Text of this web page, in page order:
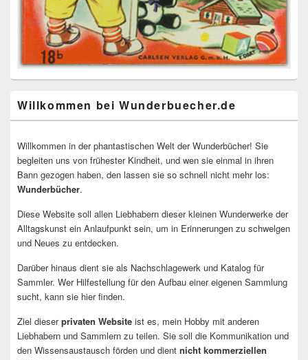
Willkommen bei Wunderbuecher.de
Willkommen in der phantastischen Welt der Wunderbücher! Sie
begleiten uns von frühester Kindheit, und wen sie einmal in ihren
Bann gezogen haben, den lassen sie so schnell nicht mehr los:
Wunderbücher.
Diese Website soll allen Liebhabern dieser kleinen Wunderwerke der
Alltagskunst ein Anlaufpunkt sein, um in Erinnerungen zu schwelgen
und Neues zu entdecken.
Darüber hinaus dient sie als Nachschlagewerk und Katalog für
Sammler. Wer Hilfestellung für den Aufbau einer eigenen Sammlung
sucht, kann sie hier finden.
Ziel dieserprivaten Website ist es, mein Hobby mit anderen
Liebhabern und Sammlern zu teilen. Sie soll die Kommunikation und
den Wissensaustausch förden und dient nicht kommerziellen